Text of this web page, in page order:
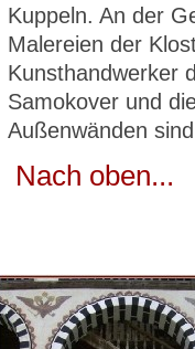
Kuppeln. An der
Malereien der
Kunsthandwerker
Samokover und
Außenwänden
Nach oben...